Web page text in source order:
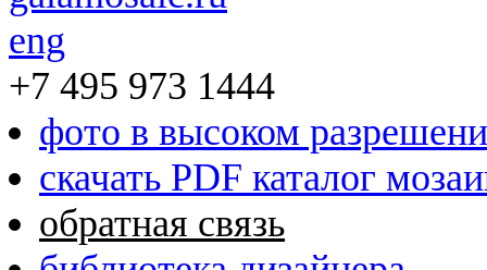
eng
+7 495 973 1444
фото в высоком
скачать PDF каталог
обратная связь